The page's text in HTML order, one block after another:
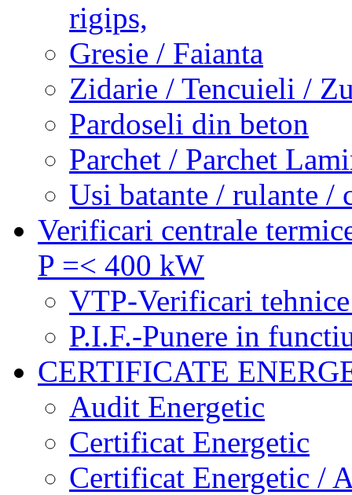
rigips,
Gresie / Faianta
Zidarie / Tencuieli /
Pardoseli din beton
Parchet / Parchet
Usi batante / rulante /
Verificari centrale
P =< 400 kW
VTP-Verificari
P.I.F.-Punere in
CERTIFICATE
Audit Energetic
Certificat Energetic
Certificat Energetic /